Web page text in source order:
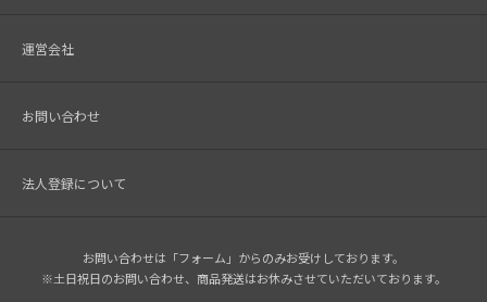
運営会社
お問い合わせ
法人登録について
お問い合わせは「フォーム」からのみお受けしております。
※土日祝日のお問い合わせ、商品発送はお休みさせていただいております。